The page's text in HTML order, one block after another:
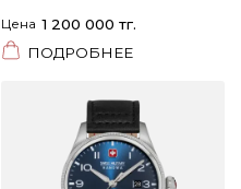
Цена 1 200 000 тг.
ПОДРОБНЕЕ